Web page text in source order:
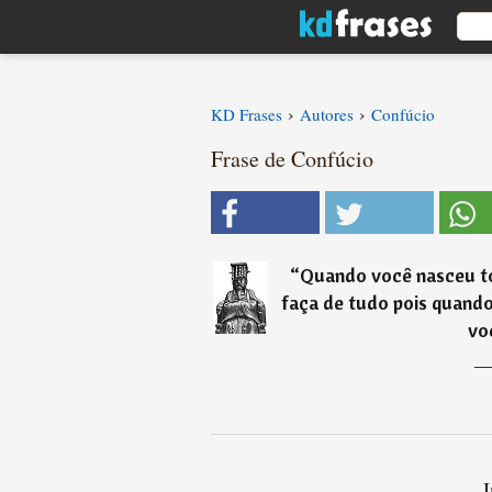
KD Frases › Autores › Confúcio
Frase de Confúcio
“Quando você nasceu
faça de tudo pois